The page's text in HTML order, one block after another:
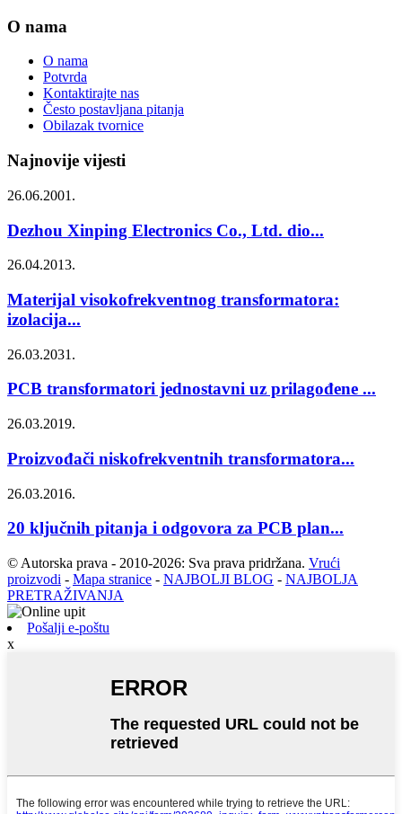
O nama
O nama
Potvrda
Kontaktirajte nas
Često postavljana pitanja
Obilazak tvornice
Najnovije vijesti
26.06.2001.
Dezhou Xinping Electronics Co., Ltd. dio...
26.04.2013.
Materijal visokofrekventnog transformatora:
izolacija...
26.03.2031.
PCB transformatori jednostavni uz prilagođene ...
26.03.2019.
Proizvođači niskofrekventnih transformatora...
26.03.2016.
20 ključnih pitanja i odgovora za PCB plan...
© Autorska prava - 2010-2026: Sva prava pridržana. Vrući
proizvodi - Mapa stranice - NAJBOLJI BLOG - NAJBOLJA
PRETRAŽIVANJA
Pošalji e-poštu
x